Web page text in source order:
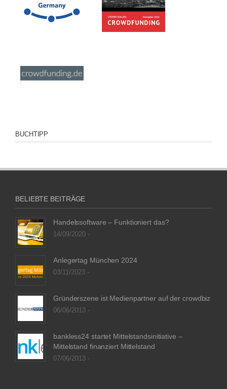
BUCHTIPP
BELIEBTE BEITRÄGE
Handelssoftware – Funktioniert das?
14/09/2020 -
Anlegertag München 2024
03/11/2023 -
Gründerszene ist Medienpartner auf der crowdbiz
06/06/2013 -
bankless24 startet Mittelstandsinitiative –
Mittelstand finanziert Mittelstand
07/06/2013 -